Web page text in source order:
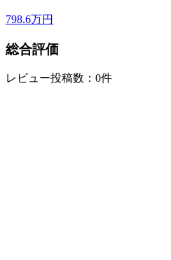
798.6万円
総合評価
レビュー投稿数：0件